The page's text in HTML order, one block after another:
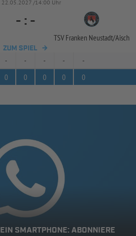
22.05.2027 /14:00 Uhr
- : -
TSV Franken Neustadt/Aisch
ZUM SPIEL
- - - -
-
0 0 0 0 0
SMARTPHONE: ABONNIERE